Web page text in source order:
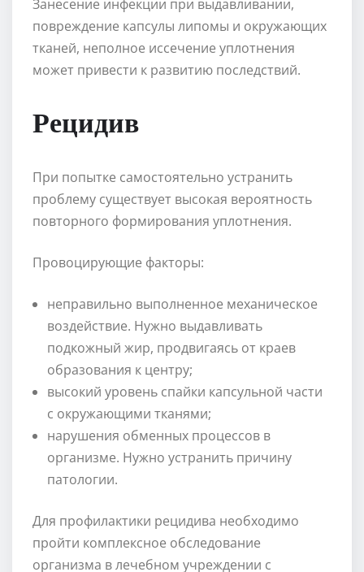
Занесение инфекции при выдавливании,
повреждение капсулы липомы и окружающих
тканей, неполное иссечение уплотнения
может привести к развитию последствий.
Рецидив
При попытке самостоятельно устранить
проблему существует высокая вероятность
повторного формирования уплотнения.
Провоцирующие факторы:
неправильно выполненное механическое
воздействие. Нужно выдавливать
подкожный жир, продвигаясь от краев
образования к центру;
высокий уровень спайки капсульной части
с окружающими тканями;
нарушения обменных процессов в
организме. Нужно устранить причину
патологии.
Для профилактики рецидива необходимо
пройти комплексное обследование
организма в лечебном учреждении с